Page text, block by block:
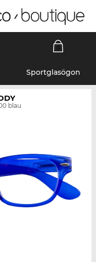
Sportglasögon
blau